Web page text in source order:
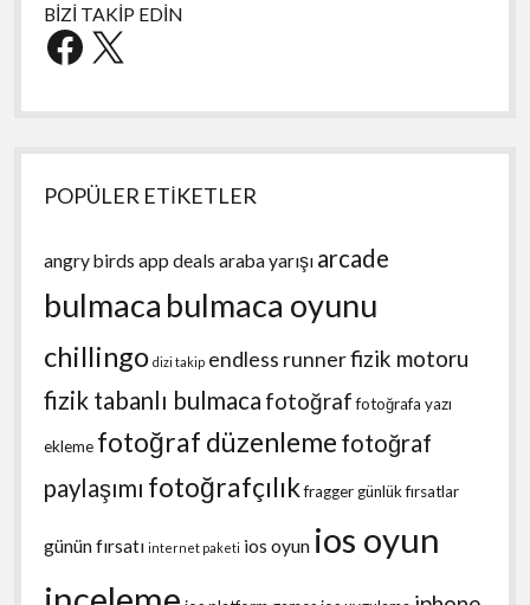
BİZİ TAKİP EDİN
Facebook
X
POPÜLER ETİKETLER
angry birds app deals araba yarışı arcade
bulmaca bulmaca oyunu
chillingo dizi takip endless runnerfizik motoru
fizik tabanlı bulmaca fotoğraf fotoğrafa yazı
ekleme fotoğraf düzenleme fotoğraf
paylaşımı fotoğrafçılıkfraggergünlük fırsatlar
günün fırsatı internet paketi ios oyun ios oyun